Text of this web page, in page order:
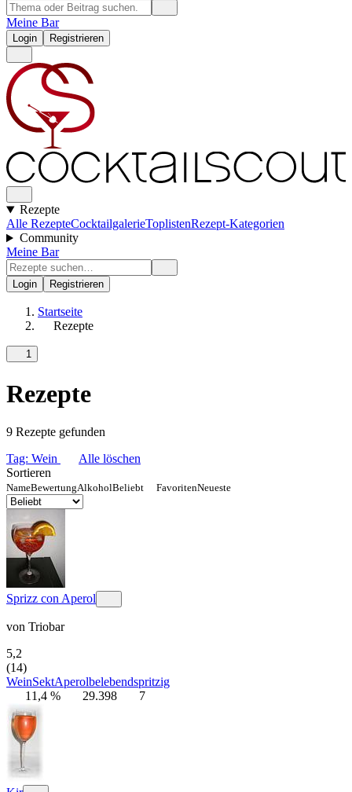
Meine Bar
Login Registrieren
Rezepte
Alle RezepteCocktailgalerieToplistenRezept-Kategorien
Community
Meine Bar
Login Registrieren
Startseite
Rezepte
1
Rezepte
9 Rezepte gefunden
Tag: Wein
Alle löschen
Sortieren
NameBewertungAlkoholBeliebt FavoritenNeueste
Sprizz con Aperol
von Triobar
5,2
(14)
WeinSektAperolbelebendspritzig
11,4 %
29.398 7